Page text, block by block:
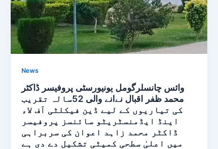
News
وائس چانسلرگومل یونیورسٹی پروفیسر ڈاکٹر
محمد ظفر اقبال نےانے والی 52سالہ تقریب
کی تیاریوں کے لیے ڈین فیکلٹی آف لاء
اینڈ ایڈمنسٹریٹو سائنسز پروفیسر
ڈاکٹر محمد زاہد اعوان کی سربراہی
میں اعلیٰ سطحی کمیٹی تشکیل دے دی ہے